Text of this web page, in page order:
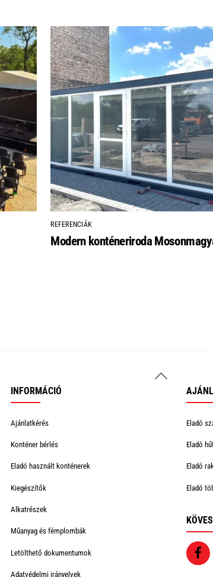
REFERENCIÁK
Modern konténeriroda
Back
INFORMÁCIÓ
Ajánlatkérés
Konténer bérlés
Eladó használt konténerek
Kiegészítők
Alkatrészek
Műanyag és fémplombák
Letölthető dokumentumok
Adatvédelmi irányelvek
Eladó
Eladó
Eladó
Eladó